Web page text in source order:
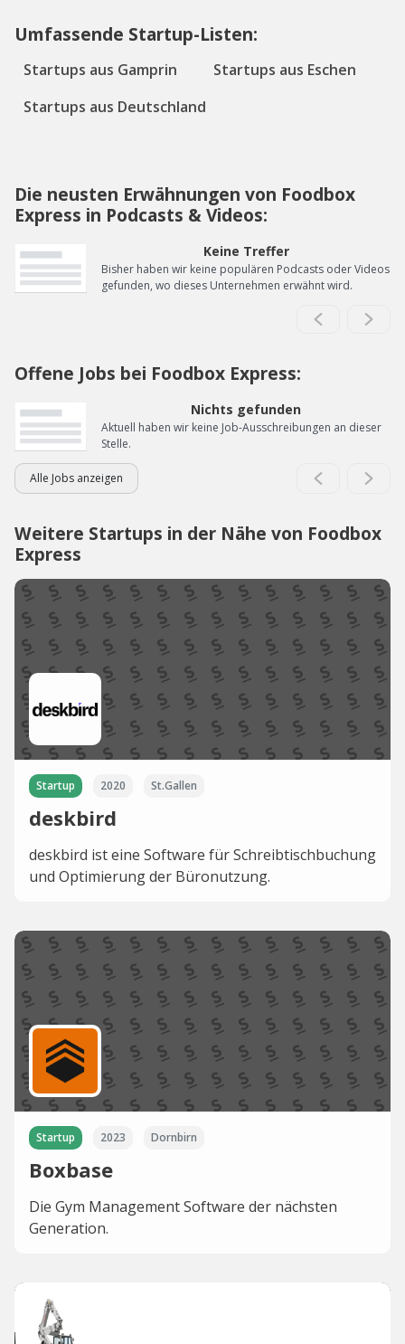
Umfassende Startup-Listen:
Startups aus Gamprin
Startups aus Eschen
Startups aus Deutschland
Die neusten Erwähnungen von Foodbox
Express in Podcasts & Videos:
Keine Treffer
Bisher haben wir keine populären Podcasts oder Videos
gefunden, wo dieses Unternehmen erwähnt wird.
Offene Jobs bei Foodbox Express:
Nichts gefunden
Aktuell haben wir keine Job-Ausschreibungen an dieser
Stelle.
Alle Jobs anzeigen
Weitere Startups in der Nähe von Foodbox
Express
Startup 2020 St.Gallen
deskbird
deskbird ist eine Software für Schreibtischbuchung
und Optimierung der Büronutzung.
Startup 2023 Dornbirn
Boxbase
Die Gym Management Software der nächsten
Generation.